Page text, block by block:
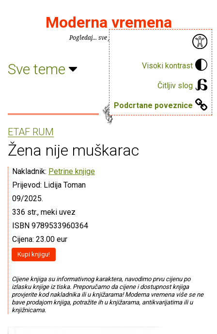
Visoki kontrast
Čitljiv slog
Podcrtane poveznice
Moderna vremena
Pogledaj... sve je puno knjiga.
Sve teme
ETAF RUM
Žena nije muškarac
Nakladnik: Petrine knjige
Prijevod: Lidija Toman
09/2025.
336 str., meki uvez
ISBN 9789533960364
Cijena: 23.00 eur
Kupi knjigu!
Cijene knjiga su informativnog karaktera, navodimo prvu cijenu po
izlasku knjige iz tiska. Preporučamo da cijene i dostupnost knjiga
provjerite kod nakladnika ili u knjižarama! Moderna vremena više se ne
bave prodajom knjiga, potražite ih u knjižarama, antikvarijatima ili u
knjižnicama.